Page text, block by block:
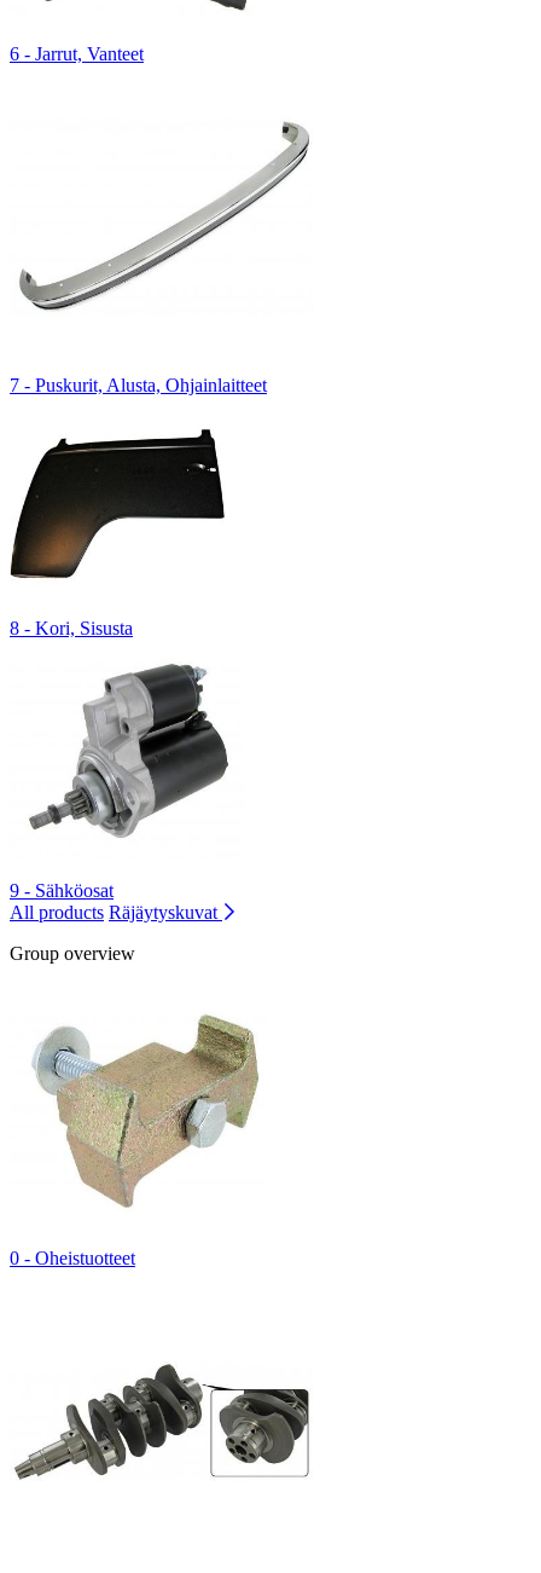
6 - Jarrut, Vanteet
7 - Puskurit, Alusta, Ohjainlaitteet
8 - Kori, Sisusta
9 - Sähköosat
All products Räjäytyskuvat
Group overview
0 - Oheistuotteet